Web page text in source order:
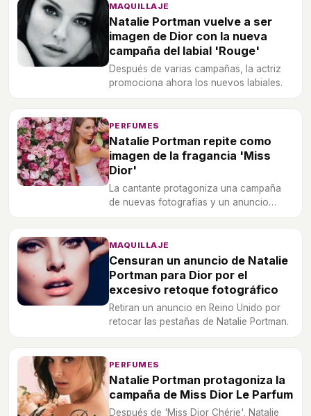
MAQUILLAJE
Natalie Portman vuelve a ser
imagen de Dior con la nueva
campaña del labial 'Rouge'
Después de varias campañas, la actriz
promociona ahora los nuevos labiales.
PERFUMES
Natalie Portman repite como
imagen de la fragancia 'Miss
Dior'
La cantante protagoniza una campaña
de nuevas fotografías y un anuncio
MAQUILLAJE
Censuran un anuncio de Natalie
Portman para Dior por el
excesivo retoque fotográfico
Retiran un anuncio en Reino Unido por
retocar las pestañas de Natalie Portman.
PERFUMES
Natalie Portman protagoniza la
campaña de Miss Dior Le Parfum
Después de 'Miss Dior Chérie', Natalie